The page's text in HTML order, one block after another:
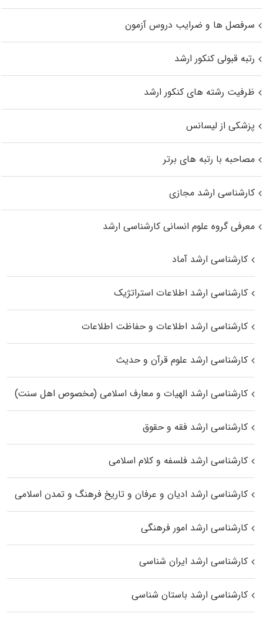
سرفصل ها و ضرایب دروس آزمون
رتبه قبولی کنکور ارشد
ظرفیت رشته های کنکور ارشد
پزشکی از لیسانس
مصاحبه با رتبه های برتر
کارشناسی ارشد مجازی
معرفی گروه علوم انسانی کارشناسی ارشد
کارشناسی ارشد آماد
کارشناسی ارشد اطلاعات استراتژیک
کارشناسی ارشد اطلاعات و حفاظت اطلاعات
کارشناسی ارشد علوم قرآن و حدیث
کارشناسی ارشد الهیات و معارف اسلامی (مخصوص اهل سنت)
کارشناسی ارشد فقه و حقوق
کارشناسی ارشد فلسفه و کلام اسلامی
کارشناسی ارشد ادیان و عرفان و تاریخ فرهنگ و تمدن اسلامی
کارشناسی ارشد امور فرهنگی
کارشناسی ارشد ایران شناسی
کارشناسی ارشد باستان شناسی